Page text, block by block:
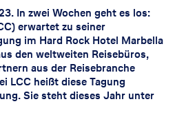
In zwei Wochen geht es los:
erwartet zu seiner
im Hard Rock Hotel Marbella
den weltweiten Reisebüros,
aus der Reisebranche
LCC heißt diese Tagung
Sie steht dieses Jahr unter